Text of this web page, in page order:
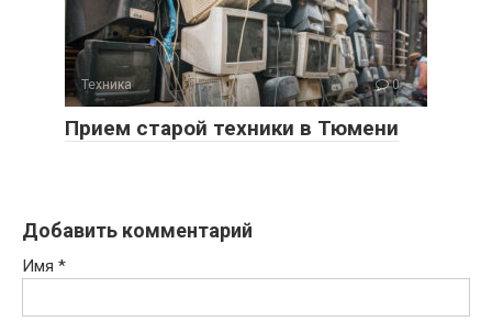
Техника 0
Прием старой техники в Тюмени
Добавить комментарий
Имя *